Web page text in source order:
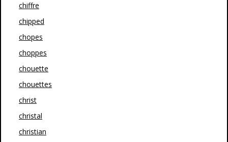
chiffre
chipped
chopes
choppes
chouette
chouettes
christ
christal
christian